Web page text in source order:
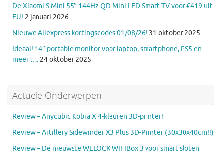
De Xiaomi S Mini 55″ 144Hz QD-Mini LED Smart TV voor €419 uit
EU! 2 januari 2026
Nieuwe Aliexpress kortingscodes 01/08/26! 31 oktober 2025
Ideaal! 14″ portable monitor voor laptop, smartphone, PS5 en
meer …. 24 oktober 2025
Actuele Onderwerpen
Review – Anycubic Kobra X 4-kleuren 3D-printer!
Review – Artillery Sidewinder X3 Plus 3D-Printer (30x30x40cm!!)
Review – De nieuwste WELOCK WIFIBox 3 voor smart sloten